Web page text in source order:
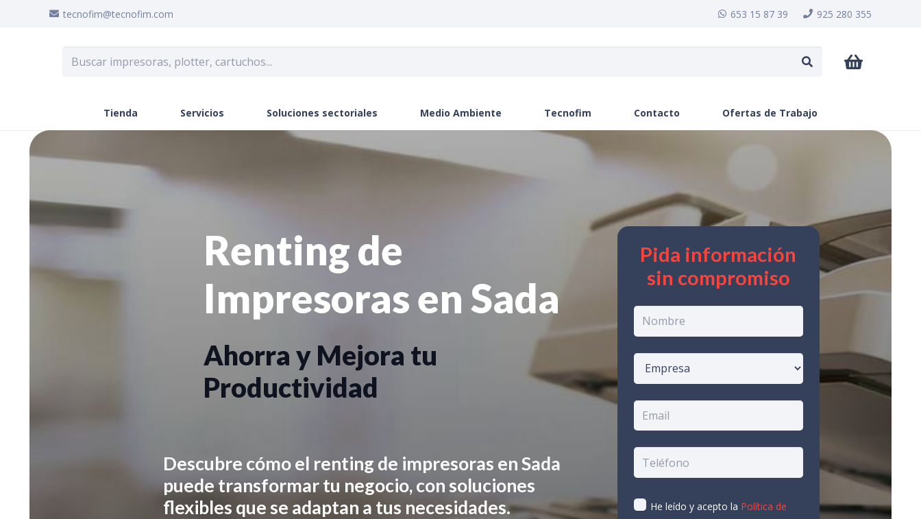
tecnofim@tecnofim.com 653 15 87 39 925 280 355
Tienda Servicios Soluciones sectoriales Medio Ambiente Tecnofim Contacto Ofertas de Trabajo
Renting de
Impresoras en Sada
Ahorra y Mejora tu
Productividad
Descubre cómo el renting de impresoras enSada
puede transformar tu negocio, con soluciones
flexibles que se adaptan a tus necesidades.
Pida información
sin compromiso
He leído y acepto la Política de